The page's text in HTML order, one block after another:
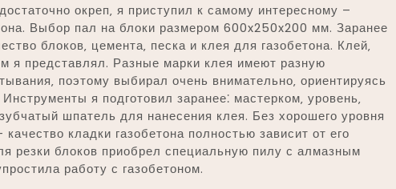
окреп‚ я приступил к самому интересному –
Выбор пал на блоки размером 600x250x200 мм. Заранее
блоков‚ цемента‚ песка и клея для газобетона. Клей‚
я представлял. Разные марки клея имеют разную
поэтому выбирал очень внимательно‚ ориентируясь
я подготовил заранее⁚ мастерком‚ уровень‚
зубчатый шпатель для нанесения клея. Без хорошего уровня
кладки газобетона полностью зависит от его
резки блоков приобрел специальную пилу с алмазным
работу с газобетоном.